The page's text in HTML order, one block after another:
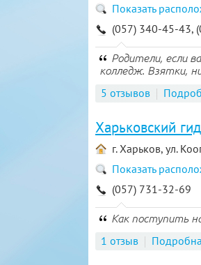
Показать
(057) 340-45-43,
Родители, если
колледж. Взятки,
5 отзывов
Харьковский
г. Харьков, ул.
Показать
(057) 731-32-69
Как поступить
1 отзыв